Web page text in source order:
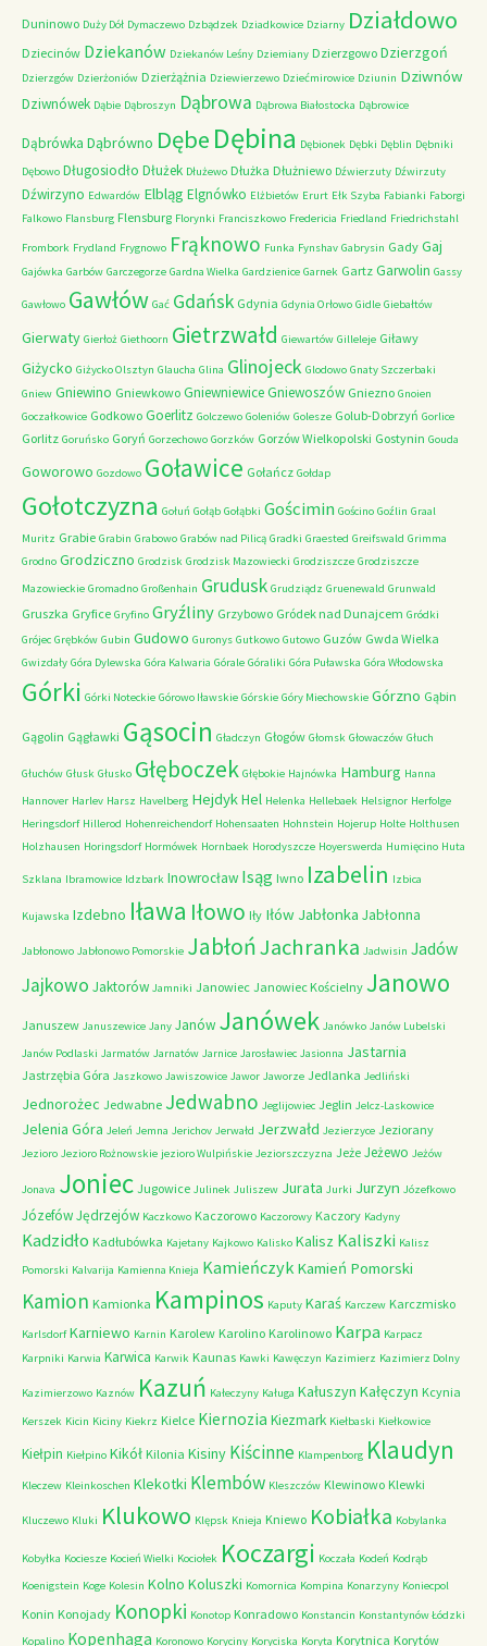
Duninowo Duży Dół Dymaczewo Dzbądzek Dziadkowice Dziarny Działdowo
Dziecinów Dziekanów Dziekanów Leśny Dziemiany Dzierzgowo Dzierzgoń
Dzierzgów Dzierżoniów Dzierżążnia Dziewierzewo Dziećmirowice Dziunin Dziwnów
Dziwnówek Dąbie Dąbroszyn Dąbrowa Dąbrowa Białostocka Dąbrowice
Dąbrówka Dąbrówno Dębe Dębina Dębionek Dębki Dęblin Dębniki
Dębowo Długosiodło Dłużek Dłużewo Dłużka Dłużniewo Dźwierzuty Dźwirzuty
Dźwirzyno Edwardów Elbląg Elgnówko Elżbietów Erurt Ełk Szyba Fabianki Faborgi
Falkowo Flansburg Flensburg Florynki Franciszkowo Fredericia Friedland Friedrichstahl
Frombork Frydland Frygnowo Frąknowo Funka Fynshav Gabrysin Gady Gaj
Gajówka Garbów Garczegorze Gardna Wielka Gardzienice Garnek Gartz Garwolin Gassy
Gawłowo Gawłów Gać Gdańsk Gdynia Gdynia Orłowo Gidle Giebałtów
Gierwaty Gierłoż Giethoorn Gietrzwałd Giewartów Gilleleje Giławy
Giżycko Giżycko Olsztyn Glaucha Glina Glinojeck Glodowo Gnaty Szczerbaki
Gniew Gniewino Gniewkowo GniewniewiceGniewoszów Gniezno Gnoien
Goczałkowice Godkowo Goerlitz Golczewo Goleniów Golesze Golub-Dobrzyń Gorlice
Gorlitz Goruńsko Goryń Gorzechowo Gorzków Gorzów Wielkopolski Gostynin Gouda
Goworowo Gozdowo Goławice Gołańcz Gołdap
Gołotczyzna Gołuń Gołąb Gołąbki Gościmin Gościno Goźlin Graal
Muritz Grabie Grabin Grabowo Grabów nad Pilicą Gradki Graested Greifswald Grimma
Grodno Grodziczno Grodzisk Grodzisk Mazowiecki Grodziszcze Grodziszcze
Mazowieckie Gromadno Großenhain Grudusk Grudziądz Gruenewald Grunwald
Gruszka Gryfice Gryfino Gryźliny Grzybowo Gródek nad Dunajcem Gródki
Grójec Grębków Gubin Gudowo Guronys Gutkowo Gutowo Guzów Gwda Wielka
Gwizdały Góra Dylewska Góra Kalwaria Górale Góraliki Góra Puławska Góra Włodowska
Górki Górki Noteckie Górowo Iławskie Górskie Góry Miechowskie Górzno Gąbin
Gągolin Gągławki Gąsocin Gładczyn Głogów Głomsk Głowaczów Głuch
Głuchów Głusk Głusko Głęboczek Głębokie Hajnówka Hamburg Hanna
Hannover Harlev Harsz Havelberg HejdykHel Helenka Hellebaek Helsignor Herfolge
Heringsdorf Hillerod Hohenreichendorf Hohensaaten Hohnstein Hojerup Holte Holthusen
Holzhausen Horingsdorf Hormówek Hornbaek Horodyszcze Hoyerswerda Humięcino Huta
Szklana Ibramowice Idzbark Inowrocław Isąg Iwno Izabelin Izbica
Kujawska Izdebno Iława Iłowo Iły Iłów Jabłonka Jabłonna
Jabłonowo Jabłonowo Pomorskie JabłońJachranka Jadwisin Jadów
Jajkowo Jaktorów Jamniki Janowiec Janowiec Kościelny Janowo
Januszew Januszewice Jany Janów Janówek Janówko Janów Lubelski
Janów Podlaski Jarmatów Jarnatów Jarnice Jarosławiec Jasionna Jastarnia
Jastrzębia Góra Jaszkowo Jawiszowice Jawor Jaworze Jedlanka Jedliński
Jednorożec Jedwabne Jedwabno Jeglijowiec Jeglin Jelcz-Laskowice
Jelenia Góra Jeleń Jemna Jerichov Jerwałd Jerzwałd Jezierzyce Jeziorany
Jezioro Jezioro Rożnowskie jezioro Wulpińskie Jeziorszczyzna Jeże Jeżewo Jeżów
Jonava Joniec Jugowice Julinek Juliszew Jurata Jurki Jurzyn Józefkowo
JózefówJędrzejów Kaczkowo Kaczorowo Kaczorowy Kaczory Kadyny
Kadzidło Kadłubówka Kajetany Kajkowo Kalisko Kalisz Kaliszki Kalisz
Pomorski Kalvarija Kamienna Knieja Kamieńczyk Kamień Pomorski
Kamion Kamionka Kampinos Kaputy Karaś Karczew Karczmisko
Karlsdorf Karniewo Karnin Karolew Karolino Karolinowo Karpa Karpacz
Karpniki Karwia Karwica Karwik Kaunas Kawki Kawęczyn Kazimierz Kazimierz Dolny
Kazimierzowo Kaznów Kazuń Kałeczyny Kaługa Kałuszyn Kałęczyn Kcynia
Kerszek Kicin Kiciny Kiekrz Kielce Kiernozia Kiezmark Kiełbaski Kiełkowice
Kiełpin Kiełpino Kikół Kilonia Kisiny Kiścinne Klampenborg Klaudyn
Kleczew Kleinkoschen Klekotki Klembów Kleszczów Klewinowo Klewki
Kluczewo Kluki Klukowo Klępsk Knieja Kniewo Kobiałka Kobylanka
Kobyłka Kociesze Kocień Wielki Kociołek Koczargi Koczała Kodeń Kodrąb
Koenigstein Koge Kolesin Kolno Koluszki Komornica Kompina Konarzyny Koniecpol
Konin Konojady Konopki Konotop Konradowo Konstancin Konstantynów Łódzki
Kopalino Kopenhaga Koronowo Koryciny Koryciska Koryta Korytnica Korytów